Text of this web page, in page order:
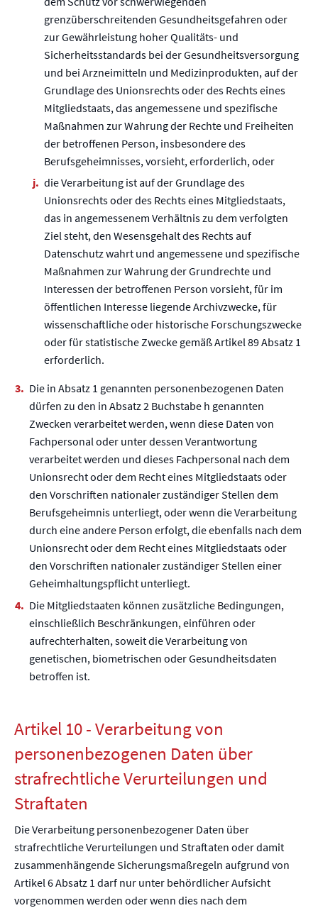
grenzüberschreitenden Gesundheitsgefahren oder
zur Gewährleistung hoher Qualitäts- und
Sicherheitsstandards bei der Gesundheitsversorgung
und bei Arzneimitteln und Medizinprodukten, auf der
Grundlage des Unionsrechts oder des Rechts eines
Mitgliedstaats, das angemessene und spezifische
Maßnahmen zur Wahrung der Rechte und Freiheiten
der betroffenen Person, insbesondere des
Berufsgeheimnisses, vorsieht, erforderlich, oder
die Verarbeitung ist auf der Grundlage des
Unionsrechts oder des Rechts eines Mitgliedstaats,
das in angemessenem Verhältnis zu dem verfolgten
Ziel steht, den Wesensgehalt des Rechts auf
Datenschutz wahrt und angemessene und spezifische
Maßnahmen zur Wahrung der Grundrechte und
Interessen der betroffenen Person vorsieht, für im
öffentlichen Interesse liegende Archivzwecke, für
wissenschaftliche oder historische Forschungszwecke
oder für statistische Zwecke gemäß Artikel 89 Absatz 1
erforderlich.
Die in Absatz 1 genannten personenbezogenen Daten
dürfen zu den in Absatz 2 Buchstabe h genannten
Zwecken verarbeitet werden, wenn diese Daten von
Fachpersonal oder unter dessen Verantwortung
verarbeitet werden und dieses Fachpersonal nach dem
Unionsrecht oder dem Recht eines Mitgliedstaats oder
den Vorschriften nationaler zuständiger Stellen dem
Berufsgeheimnis unterliegt, oder wenn die Verarbeitung
durch eine andere Person erfolgt, die ebenfalls nach dem
Unionsrecht oder dem Recht eines Mitgliedstaats oder
den Vorschriften nationaler zuständiger Stellen einer
Geheimhaltungspflicht unterliegt.
Die Mitgliedstaaten können zusätzliche Bedingungen,
einschließlich Beschränkungen, einführen oder
aufrechterhalten, soweit die Verarbeitung von
genetischen, biometrischen oder Gesundheitsdaten
betroffen ist.
Artikel 10 - Verarbeitung von
personenbezogenen Daten über
strafrechtliche Verurteilungen und
Straftaten
Die Verarbeitung personenbezogener Daten über
strafrechtliche Verurteilungen und Straftaten oder damit
zusammenhängende Sicherungsmaßregeln aufgrund von
Artikel 6 Absatz 1 darf nur unter behördlicher Aufsicht
vorgenommen werden oder wenn dies nach dem